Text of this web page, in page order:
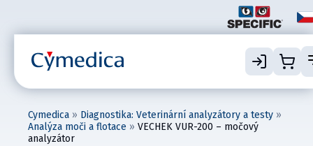
Cymedica » Diagnostika: Veterinární analyzátory a testy »
Analýza moči a flotace » VECHEK VUR-200 – močový
analyzátor